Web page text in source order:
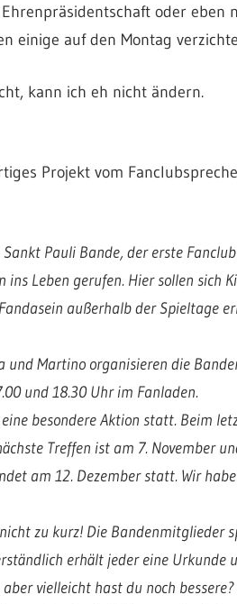
oder
einige auf den Montag
kann ich eh nicht ändern.
Projekt vom
Pauli Bande, der erste
Leben gerufen. Hier sollen sich
außerhalb der Spieltage
und Martino organisieren die
und 18.30 Uhr im Fanladen.
besondere Aktion statt. Beim
Treffen ist am 7. November
am 12. Dezember statt. Wir
zu kurz! Die Bandenmitglieder
erhält jeder eine Urkunde
vielleicht hast du noch